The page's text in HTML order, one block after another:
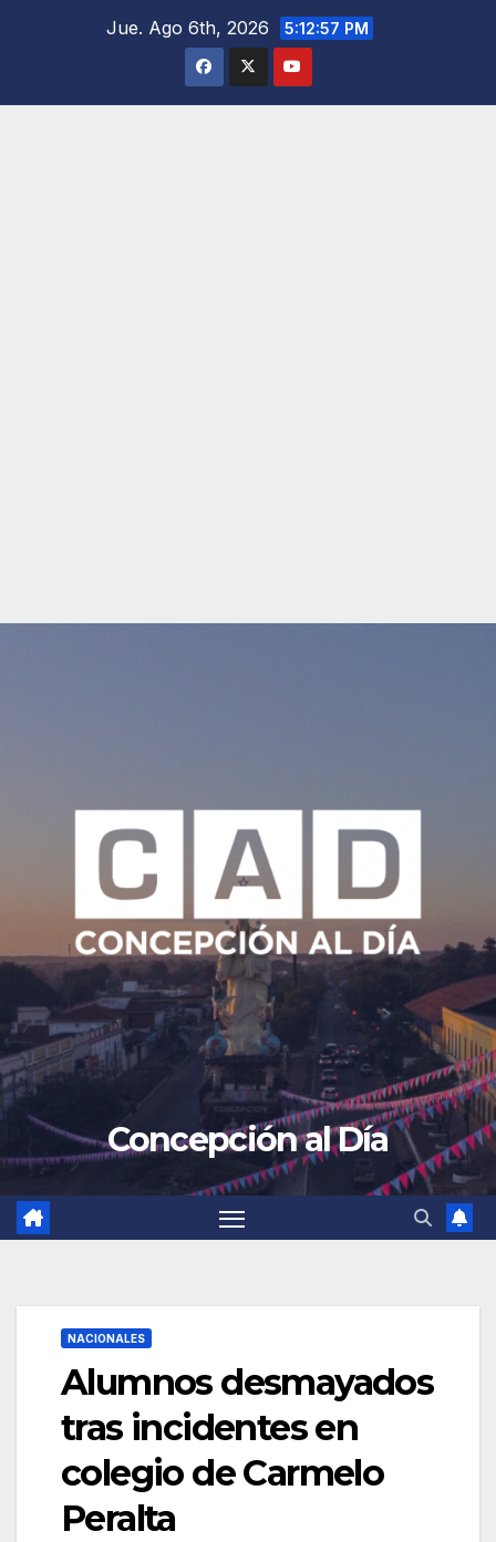
Jue. Ago 6th, 2026 5:12:58 PM
Concepción al Día
NACIONALES
Alumnos desmayados
tras incidentes en
colegio de Carmelo
Peralta